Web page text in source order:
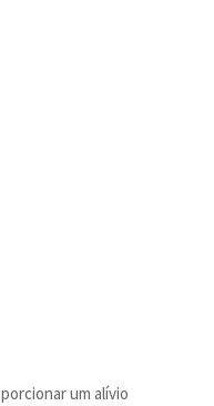
um alívio